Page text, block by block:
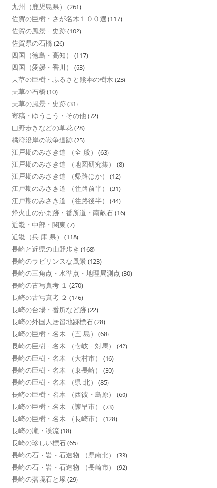
九州（鹿児島県） (261)
佐賀の巨樹・さが名木１００選 (117)
佐賀の風景・史跡(102)
佐賀県の石橋 (26)
四国（徳島・高知） (117)
四国（愛媛・香川） (63)
天草の巨樹・ふるさと熊本の樹木 (23)
天草の石橋 (10)
天草の風景・史跡(31)
寄稿・ゆうこう・その他(72)
山野歩きなどの草花(28)
橘湾沿岸の戦争遺跡(25)
江戸期のみさき道 （全 般） (63)
江戸期のみさき道 （地図研究集） (8)
江戸期のみさき道 （帰路ほか） (12)
江戸期のみさき道 （往路前半） (31)
江戸期のみさき道 （往路後半） (44)
烽火山のかま跡・番所道・南畝石(16)
近畿・中部・関東 (7)
近畿（兵 庫 県） (118)
長崎と近県の山野歩き (168)
長崎のラビリンスな風景 (123)
長崎の三角点・水準点・地理局測点 (30)
長崎の古写真考 １ (270)
長崎の古写真考 ２ (146)
長崎の台場・番所など跡(22)
長崎の外国人居留地跡標石(28)
長崎の巨樹・名木 （五 島） (68)
長崎の巨樹・名木 （壱岐・対馬） (42)
長崎の巨樹・名木 （大村市） (16)
長崎の巨樹・名木 （東長崎） (30)
長崎の巨樹・名木 （県 北） (85)
長崎の巨樹・名木 （西彼・島原） (60)
長崎の巨樹・名木 （諌早市） (73)
長崎の巨樹・名木 （長崎市） (128)
長崎の滝・渓流(18)
長崎の珍しい標石(65)
長崎の石・岩・石造物 （県南北） (33)
長崎の石・岩・石造物 （長崎市） (92)
長崎の藩境石と塚 (29)